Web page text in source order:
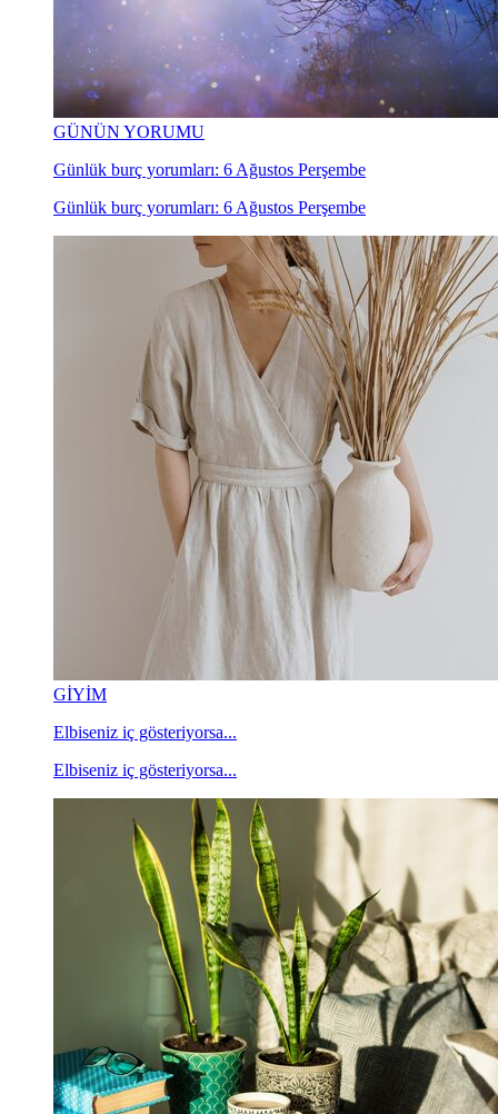
GÜNÜN YORUMU
Günlük burç yorumları: 6 Ağustos Perşembe
Günlük burç yorumları: 6 Ağustos Perşembe
GİYİM
Elbiseniz iç gösteriyorsa...
Elbiseniz iç gösteriyorsa...